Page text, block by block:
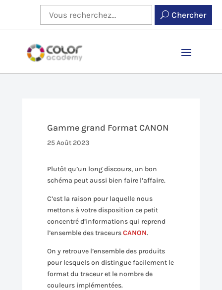
Chercher
Gamme grand Format CANON
25 Août 2023
Plutôt qu’un long discours, un bon
schéma peut aussi bien faire l’affaire.
C’est la raison pour laquelle nous
mettons à votre disposition ce petit
concentré d’informations qui reprend
l’ensemble des traceursCANON.
On y retrouve l’ensemble des produits
pour lesquels on distingue facilement le
format du traceur et le nombre de
couleurs implémentées.